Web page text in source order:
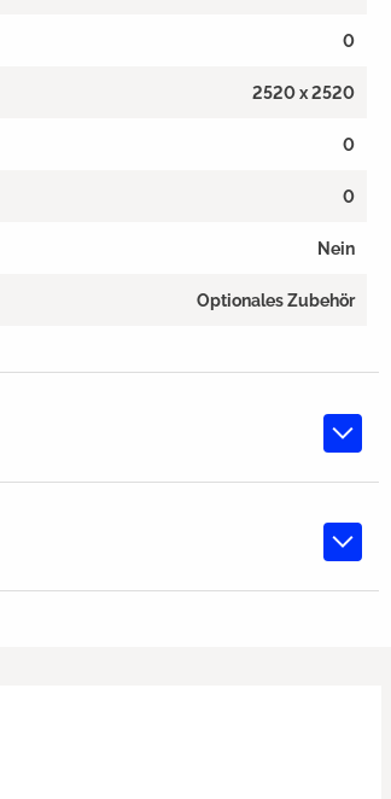
0
2520 x 2520
0
0
Nein
Optionales Zubehör